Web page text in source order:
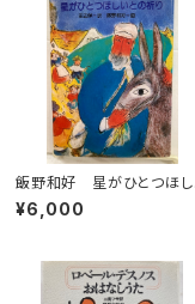
飯野和好 星がひとつほし
との祈り ジャム詩集 田辺
保 訳 1977年 初版 サ
¥6,000